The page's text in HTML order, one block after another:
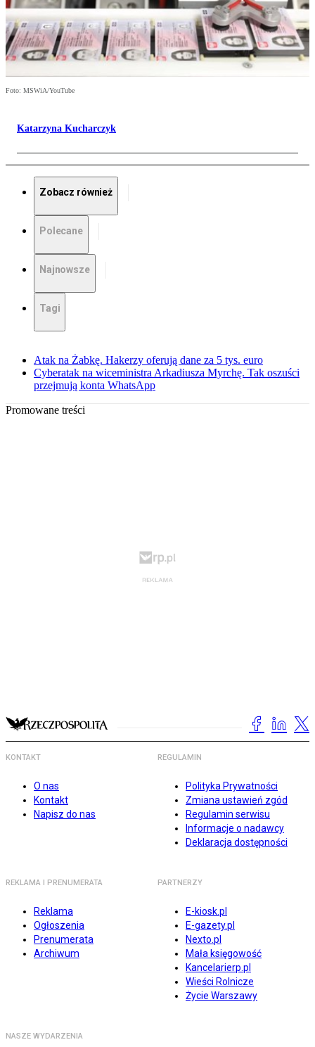
Foto: MSWiA/YouTube
Katarzyna Kucharczyk
Zobacz również
Polecane
Najnowsze
Tagi
Atak na Żabkę. Hakerzy oferują dane za 5 tys. euro
Cyberatak na wiceministra Arkadiusza Myrchę. Tak oszuści
przejmują konta WhatsApp
Promowane treści
KONTAKT
O nas
Kontakt
Napisz do nas
REGULAMIN
Polityka Prywatności
Zmiana ustawień zgód
Regulamin serwisu
Informacje o nadawcy
Deklaracja dostępności
REKLAMA I PRENUMERATA
Reklama
Ogłoszenia
Prenumerata
Archiwum
PARTNERZY
E-kiosk.pl
E-gazety.pl
Nexto.pl
Mała księgowość
Kancelarierp.pl
Wieści Rolnicze
Życie Warszawy
NASZE WYDARZENIA